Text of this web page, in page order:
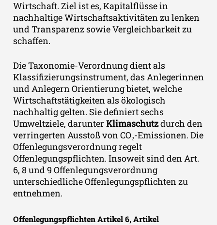
Wirtschaft. Ziel ist es, Kapitalflüsse in
nachhaltige Wirtschaftsaktivitäten zu lenken
und Transparenz sowie Vergleichbarkeit zu
schaffen.
Die Taxonomie-Verordnung dient als
Klassifizierungsinstrument, das Anlegerinnen
und Anlegern Orientierung bietet, welche
Wirtschaftstätigkeiten als ökologisch
nachhaltig gelten. Sie definiert sechs
Umweltziele, darunter Klimaschutzdurch den
verringerten Ausstoß vonCO₂-Emissionen. Die
Offenlegungsverordnung regelt
Offenlegungspflichten. Insoweit sind den Art.
6, 8 und 9 Offenlegungsverordnung
unterschiedliche Offenlegungspflichten zu
entnehmen.
Offenlegungspflichten Artikel 6,Artikel